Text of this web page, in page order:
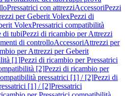
Pressatrici con attrezziAccessoriPezzi
per Geberit VolexPezzi di
VolexPressatrici compatibilità
di tubiPezzi di ricambio per Attrezzi
di controlloAccessoriAttrezzi per
per Attrezzi per Geberit
[1]Pezzi di ricambio per Pressatrici
[2]Pezzi di ricambio per
pressatrici [1] / [2]Pezzi di
[1] / [2]Pressatrici